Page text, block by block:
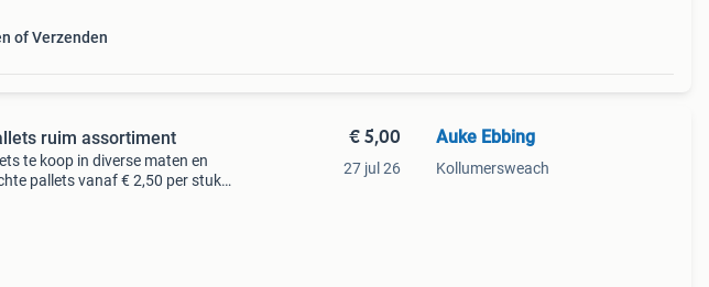
of Verzenden
ruim assortiment
te koop in diverse maten en
pallets vanaf € 2,50 per stuk
€ 5,00
27 jul 26
Auke Ebbing
Kollumersweach